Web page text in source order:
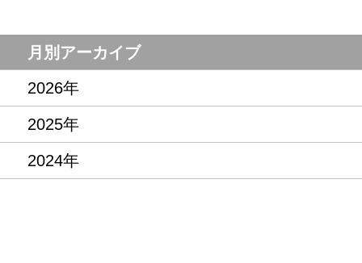
月別アーカイブ
2026年
2025年
2024年